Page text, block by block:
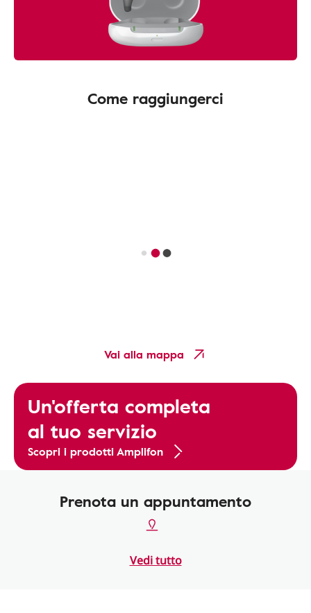
Come raggiungerci
Vai alla mappa
Un'offerta completa
al tuo servizio
Scopri i prodotti Amplifon
Prenota un appuntamento
Vedi tutto